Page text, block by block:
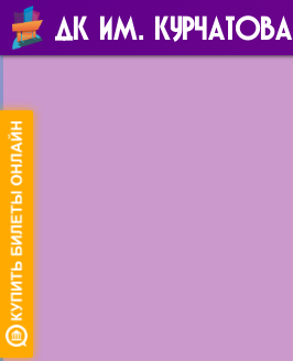
ДК ИМ. КУРЧАТОВА